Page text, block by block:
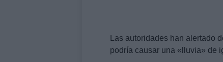
Las autoridades han alertado
podría causar una «lluvia» de